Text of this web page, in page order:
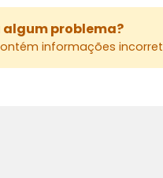
algum problema?
informações